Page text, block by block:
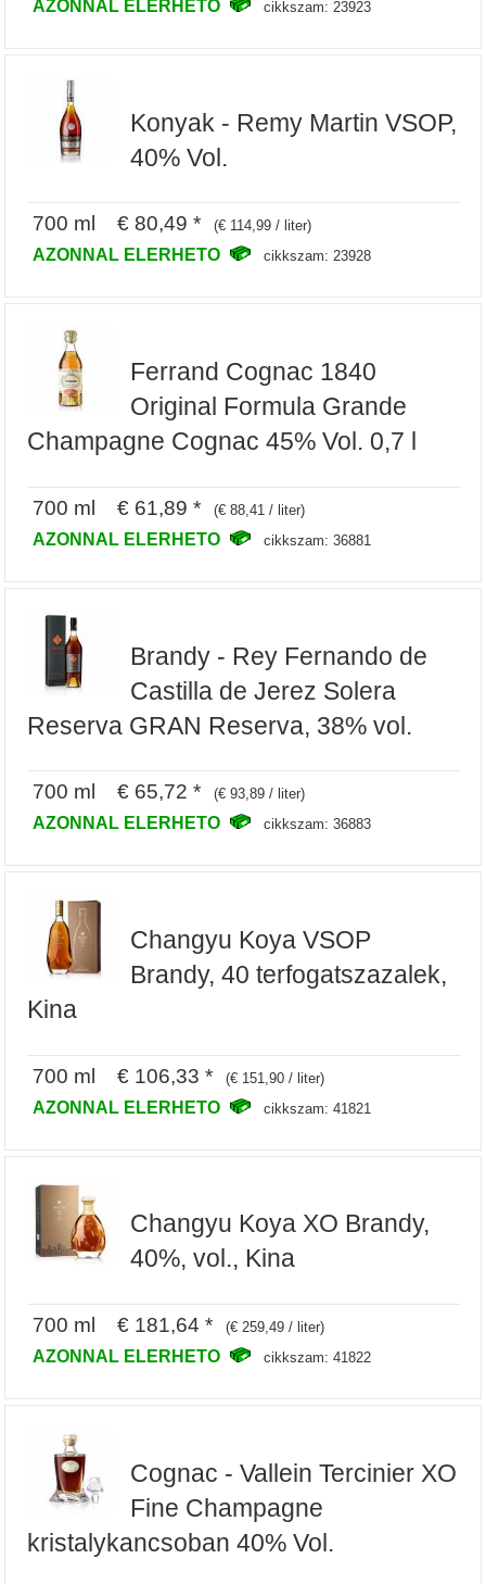
AZONNAL ELERHETO cikkszam: 23923
Konyak - Remy Martin VSOP,
40% Vol.
700 ml € 80,49 * (€ 114,99 / liter)
AZONNAL ELERHETO cikkszam: 23928
Ferrand Cognac 1840
Original Formula Grande
Champagne Cognac 45% Vol. 0,7 l
700 ml € 61,89 * (€ 88,41 / liter)
AZONNAL ELERHETO cikkszam: 36881
Brandy - Rey Fernando de
Castilla de Jerez Solera
Reserva GRAN Reserva, 38% vol.
700 ml € 65,72 * (€ 93,89 / liter)
AZONNAL ELERHETO cikkszam: 36883
Changyu Koya VSOP
Brandy, 40 terfogatszazalek,
Kina
700 ml € 106,33 * (€ 151,90 / liter)
AZONNAL ELERHETO cikkszam: 41821
Changyu Koya XO Brandy,
40%, vol., Kina
700 ml € 181,64 * (€ 259,49 / liter)
AZONNAL ELERHETO cikkszam: 41822
Cognac - Vallein Tercinier XO
Fine Champagne
kristalykancsoban 40% Vol.